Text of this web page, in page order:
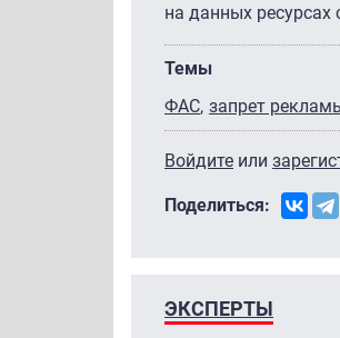
на данных ресурсах
Темы
ФАС запрет
Войдите или
Поделиться:
ЭКСПЕРТЫ